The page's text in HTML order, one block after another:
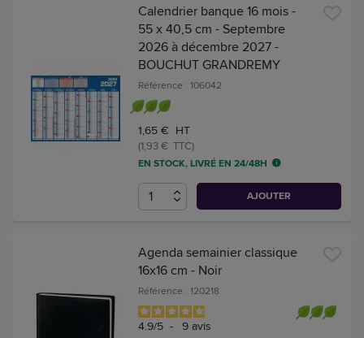
Calendrier banque 16 mois -
55 x 40,5 cm - Septembre
2026 à décembre 2027 -
BOUCHUT GRANDREMY
Référence : 106042
1,65 € HT
(1,93 € TTC)
EN STOCK, LIVRÉ EN 24/48H
AJOUTER
Agenda semainier classique
16x16 cm - Noir
Référence : 120218
4.9/5 - 9 avis